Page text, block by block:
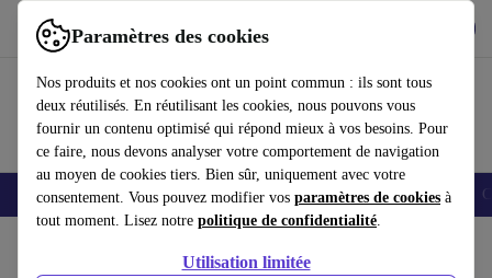
Paramètres des cookies
Nos produits et nos cookies ont un point commun : ils sont tous
deux réutilisés. En réutilisant les cookies, nous pouvons vous
fournir un contenu optimisé qui répond mieux à vos besoins. Pour
ce faire, nous devons analyser votre comportement de navigation
au moyen de cookies tiers. Bien sûr, uniquement avec votre
consentement. Vous pouvez modifier vos paramètres de cookies à
tout moment. Lisez notre politique de confidentialité.
Utilisation limitée
Utilisez refurbed rapidement et facilement
Smartphones Laptops Tablettes Montres connectées Accessoires